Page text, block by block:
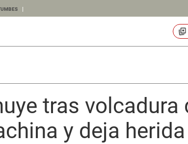
tras volcadura
y deja